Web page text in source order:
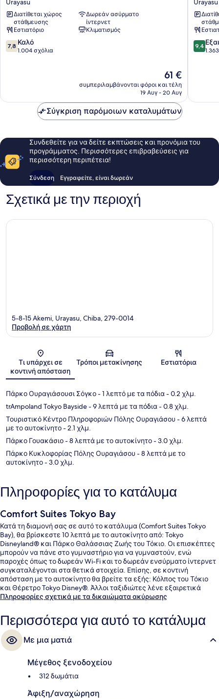
Urayasu
Conference
Center
Urayasu
Διατίθεται χώρος
στάθμευσης
Δωρεάν ασύρματο
ίντερνετ
Εστιατόριο
Κλιματισμός
7.8
στα
7,8 Καλό
1.004 σχόλια
Η
τιμή
είναι
61 €
συμπεριλαμβάνονται φόροι και τέλη
19 Αυγ - 20 Αυγ
Tokyo
Bay
Urayasu
9.4
στα
9,4
Σύγκριση παρόμοιων καταλυμάτων
Συνδεθείτε για να δείτε εκπτώσεις και προνόμια του
προγράμματος. Περισσότερες επιβραβεύσεις για
περισσότερη περιπέτεια!
Σύνδεση Εγγραφείτε, είναι δωρεάν
Σχετικά με την περιοχή
Χάρτης
5-8-15 Akemi, Urayasu, Chiba, 279-0014
Προβολή σε χάρτη
Τι υπάρχει σε
κοντινή απόσταση
Τρόποι μετακίνησης Εστιατόρια
Πάρκο Ουραγιάσουσι Σόγκο- 1 λεπτό με τα πόδια- 0.2 χλμ.
trAmpoland Tokyo Bayside- 9 λεπτά με τα πόδια- 0.8 χλμ.
Τουριστικό Κέντρο Πληροφοριών Πόλης Ουραγιάσου - 6 λεπτά
με το αυτοκίνητο- 2.1 χλμ.
Πάρκο Γουακάσιο- 8 λεπτά με το αυτοκίνητο- 3.0 χλμ.
Πάρκο Κυκλοφορίας Πόλης Ουραγιάσου - 8 λεπτά με το
αυτοκίνητο- 3.0 χλμ.
Πληροφορίες για το κατάλυμα
Comfort Suites Tokyo Bay
Κατά τη διαμονή σας σε αυτό το κατάλυμα (Comfort Suites Tokyo
Bay), θα βρίσκεστε 10 λεπτά με το αυτοκίνητο από: Tokyo
Disneyland® και Πάρκο Θαλάσσιας Ζωής του Τόκιο. Οι επισκέπτες
μπορούν να πάνε στο γυμναστήριο για να γυμναστούν, ενώ
παροχές όπως το δωρεάν Wi-Fi και το δωρεάν ενσύρματο ίντερνετ
συγκαταλέγονται στα θετικά στοιχεία. Επίσης, σε κοντινή
απόσταση με το αυτοκίνητο θα βρείτε τα εξής: Κόλπος του Τόκιο
και Θέρετρο Tokyo Disney®. Άλλοι ταξιδιώτες λένε εξαιρετικά
πράγματα για το εξυπηρετικό προσωπικό και τη συνολική
Πληροφορίες σχετικά με τα δικαιώματα ακύρωσης
Περισσότερα για αυτό το κατάλυμα
Με μια ματιά
Μέγεθος ξενοδοχείου
312 δωμάτια
Άφιξη/αναχώρηση